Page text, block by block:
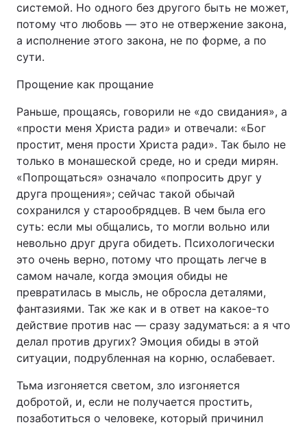
системой. Но одного без другого быть не может,
потому что любовь — это не отвержение закона,
а исполнение этого закона, не по форме, а по
сути.
Прощение как прощание
Раньше, прощаясь, говорили не «до свидания», а
«прости меня Христа ради» и отвечали: «Бог
простит, меня прости Христа ради». Так было не
только в монашеской среде, но и среди мирян.
«Попрощаться» означало «попросить друг у
друга прощения»; сейчас такой обычай
сохранился у старообрядцев. В чем была его
суть: если мы общались, то могли вольно или
невольно друг друга обидеть. Психологически
это очень верно, потому что прощать легче в
самом начале, когда эмоция обиды не
превратилась в мысль, не обросла деталями,
фантазиями. Так же как и в ответ на какое-то
действие против нас — сразу задуматься: а я что
делал против других? Эмоция обиды в этой
ситуации, подрубленная на корню, ослабевает.
Тьма изгоняется светом, зло изгоняется
добротой, и, если не получается простить,
позаботиться о человеке, который причинил